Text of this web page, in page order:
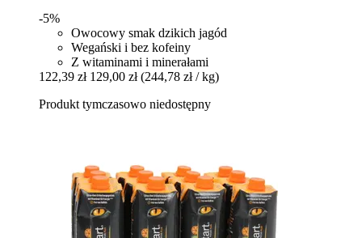
-5%
Owocowy smak dzikich jagód
Wegański i bez kofeiny
Z witaminami i minerałami
122,39 zł 129,00 zł (244,78 zł / kg)
Produkt tymczasowo niedostępny